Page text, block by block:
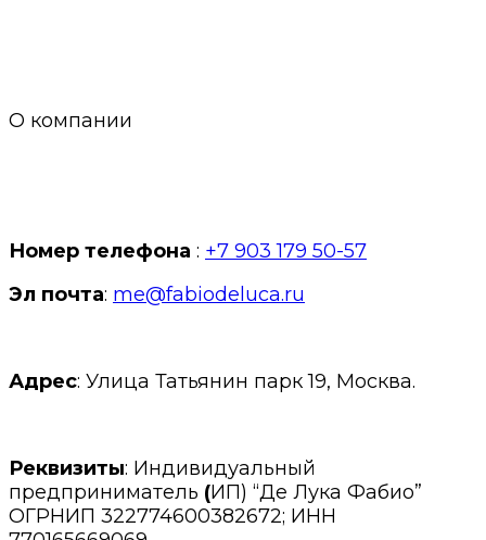
О компании
Номер телефона : +7 903 179 50-57
Эл почта: me@fabiodeluca.ru
Адрес: Улица Татьянин парк 19, Москва.
Реквизиты: Индивидуальный
предприниматель (ИП) “Де Лука Фабио”
ОГРНИП 322774600382672; ИНН